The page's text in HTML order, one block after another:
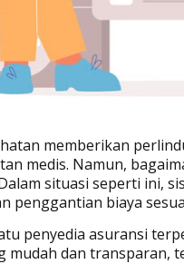
memberikan
medis. Namun,
situasi seperti ini,
penggantian biaya
penyedia asuransi
mudah dan transparan,